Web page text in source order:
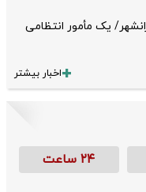
یک مأمور انتظامی
اخبار بیشتر
۲۴ ساعت